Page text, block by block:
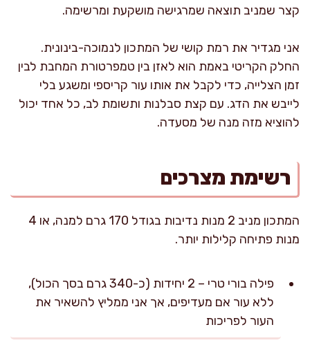
קצר שמניב תוצאה שמרגישה מושקעת ומרשימה.
אני מגדיר את רמת קושי של המתכון לנמוכה-בינונית.
החלק הקריטי באמת הוא לאזן בין טמפרטורת המחבת לבין
זמן הצלייה, כדי לקבל את אותו עור קריספי ומשגע בלי
לייבש את הדג. עם קצת סבלנות ותשומת לב, כל אחד יכול
להוציא מזה מנה של מסעדה.
רשימת מצרכים
המתכון מניב 2 מנות נדיבות בגודל 170 גרם למנה, או 4
מנות פתיחה קלילות יותר.
פילה בורי טרי – 2 יחידות (כ-340 גרם בסך הכול),
ללא עור אם מעדיפים, אך אני ממליץ להשאיר את
העור לפריכות